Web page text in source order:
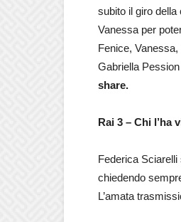
subito il giro
Vanessa per
Fenice,
Gabriella
share.
Rai 3 – Chi l’ha
Federica
chiedendo
L’amata